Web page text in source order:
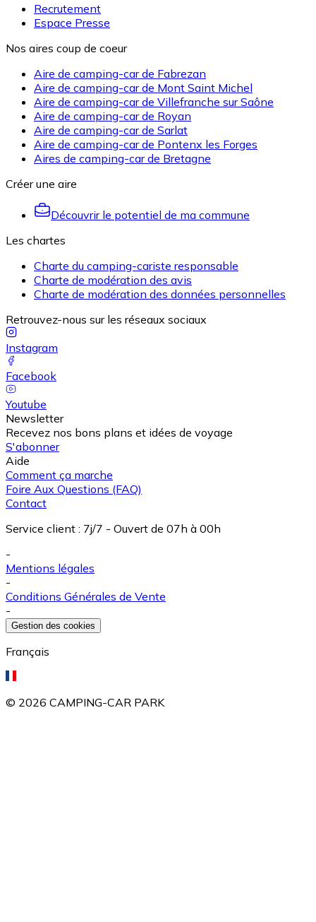
Recrutement
Espace Presse
Nos aires coup de coeur
Aire de camping-car de Fabrezan
Aire de camping-car de Mont Saint Michel
Aire de camping-car de Villefranche sur Saône
Aire de camping-car de Royan
Aire de camping-car de Sarlat
Aire de camping-car de Pontenx les Forges
Aires de camping-car de Bretagne
Créer une aire
Découvrir le potentiel de ma commune
Les chartes
Charte du camping-cariste responsable
Charte de modération des avis
Charte de modération des données personnelles
Retrouvez-nous sur les réseaux sociaux
Instagram
Facebook
Youtube
Newsletter
Recevez nos bons plans et idées de voyage
S'abonner
Aide
Comment ça marche
Foire Aux Questions (FAQ)
Contact
Service client : 7j/7 - Ouvert de 07h à 00h
-
Mentions légales
-
Conditions Générales de Vente
-
Gestion des cookies
Français
© 2026 CAMPING-CAR PARK